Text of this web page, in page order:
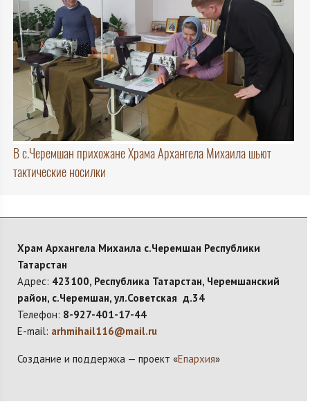
В с.Черемшан прихожане Храма Архангела Михаила шьют
тактические носилки
Храм Архангела Михаила с.Черемшан Республики
Татарстан
Адрес: 423100, Республика Татарстан, Черемшанский
район, с.Черемшан, ул.Советская д.34
Телефон: 8-927-401-17-44
E-mail: arhmihail116@mail.ru
Создание и поддержка — проект «Епархия»